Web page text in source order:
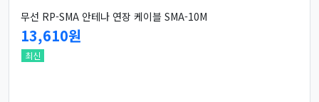
무선 RP-SMA 안테나 연장 케이블 SMA-10M
13,610원
최신